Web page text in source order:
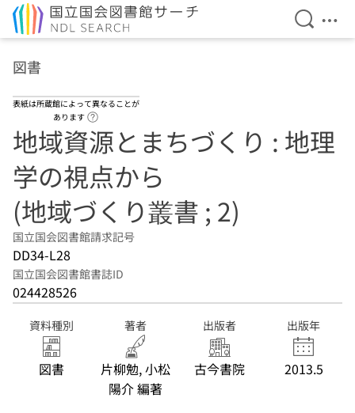
検索を
メ
図書
表紙は所蔵館によって異なることが
あります
地域資源とまちづくり : 地理
学の視点から
(地域づくり叢書 ; 2)
国立国会図書館請求記号
DD34-L28
国立国会図書館書誌ID
024428526
資料種別
図書
著者
片柳勉, 小松
陽介 編著
出版者
古今書院
出版年
2013.5